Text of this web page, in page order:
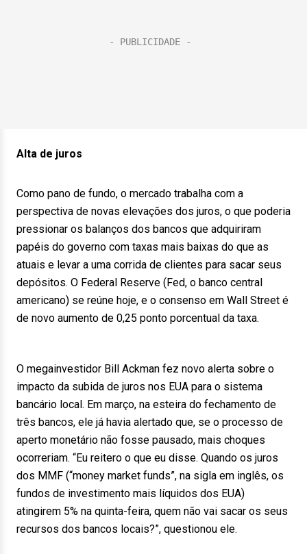
Alta de juros
Como pano de fundo, o mercado trabalha com a
perspectiva de novas elevações dos juros, o que poderia
pressionar os balanços dos bancos que adquiriram
papéis do governo com taxas mais baixas do que as
atuais e levar a uma corrida de clientes para sacar seus
depósitos. O Federal Reserve (Fed, o banco central
americano) se reúne hoje, e o consenso em Wall Street é
de novo aumento de 0,25 ponto porcentual da taxa.
O megainvestidor Bill Ackman fez novo alerta sobre o
impacto da subida de juros nos EUA para o sistema
bancário local. Em março, na esteira do fechamento de
três bancos, ele já havia alertado que, se o processo de
aperto monetário não fosse pausado, mais choques
ocorreriam. “Eu reitero o que eu disse. Quando os juros
dos MMF (“money market funds”, na sigla em inglês, os
fundos de investimento mais líquidos dos EUA)
atingirem 5% na quinta-feira, quem não vai sacar os seus
recursos dos bancos locais?”, questionou ele.